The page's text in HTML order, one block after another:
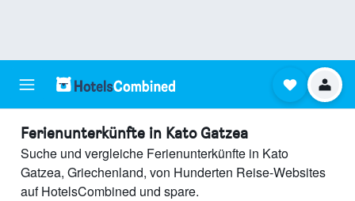
Ferienunterkünfte in Kato Gatzea
Suche und vergleiche Ferienunterkünfte in Kato
Gatzea, Griechenland, von Hunderten Reise-Websites
auf HotelsCombined und spare.